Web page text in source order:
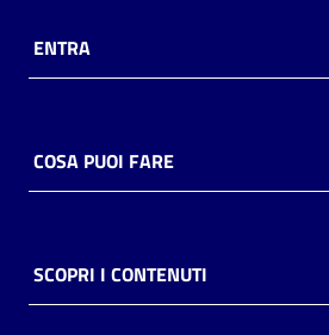
Risorse
online
Casa
Piani
ENTRA
COSA PUOI FARE
SCOPRI I CONTENUTI